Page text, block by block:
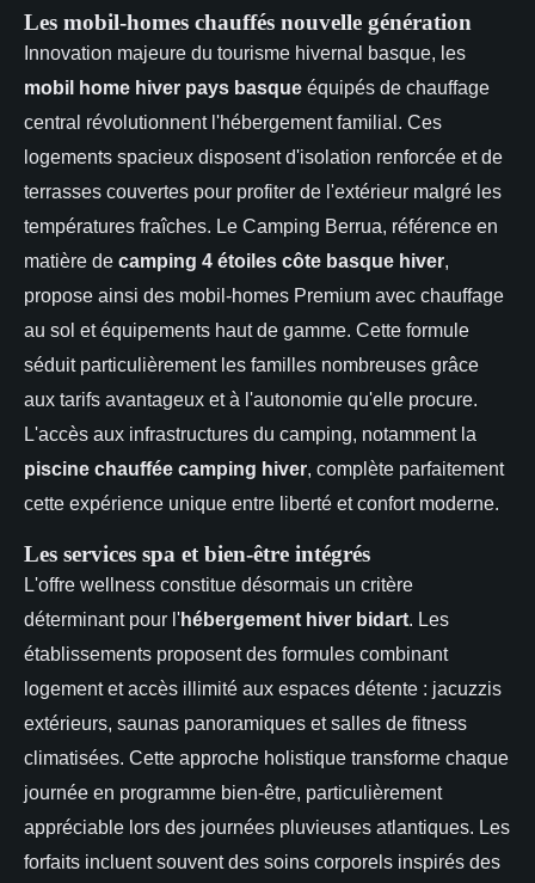
Les mobil-homes chauffés nouvelle génération
Innovation majeure du tourisme hivernal basque, les
mobil home hiver pays basque équipés de chauffage
central révolutionnent l'hébergement familial. Ces
logements spacieux disposent d'isolation renforcée et de
terrasses couvertes pour profiter de l'extérieur malgré les
températures fraîches. Le Camping Berrua, référence en
matière de camping 4 étoiles côte basque hiver,
propose ainsi des mobil-homes Premium avec chauffage
au sol et équipements haut de gamme. Cette formule
séduit particulièrement les familles nombreuses grâce
aux tarifs avantageux et à l'autonomie qu'elle procure.
L'accès aux infrastructures du camping, notamment la
piscine chauffée camping hiver, complète parfaitement
cette expérience unique entre liberté et confort moderne.
Les services spa et bien-être intégrés
L'offre wellness constitue désormais un critère
déterminant pour l'hébergement hiver bidart. Les
établissements proposent des formules combinant
logement et accès illimité aux espaces détente : jacuzzis
extérieurs, saunas panoramiques et salles de fitness
climatisées. Cette approche holistique transforme chaque
journée en programme bien-être, particulièrement
appréciable lors des journées pluvieuses atlantiques. Les
forfaits incluent souvent des soins corporels inspirés des